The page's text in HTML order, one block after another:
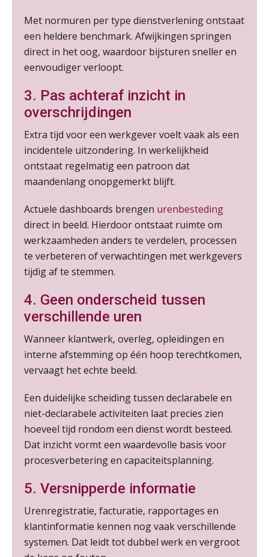
Met normuren per type dienstverlening ontstaat
een heldere benchmark. Afwijkingen springen
direct in het oog, waardoor bijsturen sneller en
eenvoudiger verloopt.
3. Pas achteraf inzicht in
overschrijdingen
Extra tijd voor een werkgever voelt vaak als een
incidentele uitzondering. In werkelijkheid
ontstaat regelmatig een patroon dat
maandenlang onopgemerkt blijft.
Actuele dashboards brengen urenbesteding
direct in beeld. Hierdoor ontstaat ruimte om
werkzaamheden anders te verdelen, processen
te verbeteren of verwachtingen met werkgevers
tijdig af te stemmen.
4. Geen onderscheid tussen
verschillende uren
Wanneer klantwerk, overleg, opleidingen en
interne afstemming op één hoop terechtkomen,
vervaagt het echte beeld.
Een duidelijke scheiding tussen declarabele en
niet-declarabele activiteiten laat precies zien
hoeveel tijd rondom een dienst wordt besteed.
Dat inzicht vormt een waardevolle basis voor
procesverbetering en capaciteitsplanning.
5. Versnipperde informatie
Urenregistratie, facturatie, rapportages en
klantinformatie kennen nog vaak verschillende
systemen. Dat leidt tot dubbel werk en vergroot
24
AUG
Summercourse Update loonheffingen en arbeidsrecht
MOCuitgevers
25
AUG
MOCuitgevers
AUG
MOCuitgevers
25
AUG
MOCuitgevers
25
AUG
Summercourse Werkkostenregeling
MOCuitgevers
25
AUG
Online Opleiding Praktijkdiploma Loonadministratie (PDL)
MOCuitgevers
25
AUG
Opfriscursus PDL (NIRPA PE)
Markus Verbeek Praehep
26
AUG
Summercourse Impact en invloed van AI op de salarisverwerking (basis)
MOCuitgevers
27
Summercourse Impact en invloed van AI op de salarisverwerking (verdieping)
28
AUG
MOCuitgevers
Opfriscursus VPS (NIRPA PE)